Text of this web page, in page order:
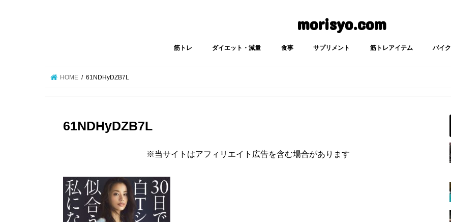
morisyo.com
筋トレ ダイエット・減量 食事 サプリメント 筋トレアイテム バイク
HOME 61NDHyDZB7L
61NDHyDZB7L
※当サイトはアフィリエイト広告を含む場合があります